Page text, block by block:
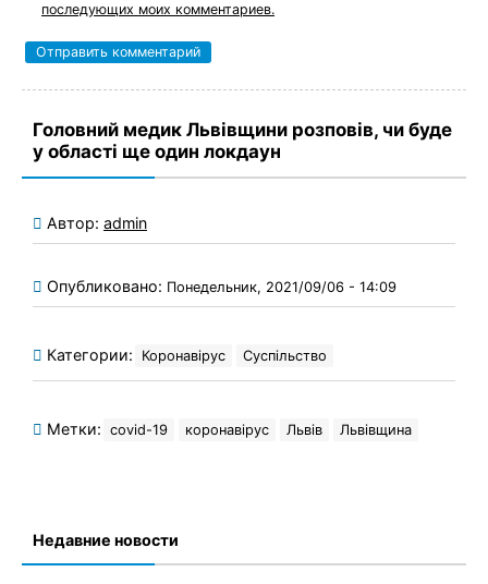
последующих моих комментариев.
Головний медик Львівщини розповів, чи буде
у області ще один локдаун
Автор: admin
Опубликовано: Понедельник, 2021/09/06 - 14:09
Категории: Коронавірус Суспільство
Метки: covid-19 коронавірус Львів Львівщина
Недавние новости